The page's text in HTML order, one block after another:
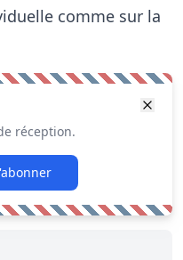
comme sur la
réception.